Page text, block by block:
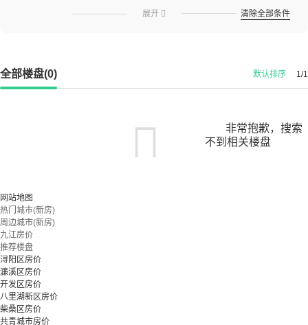
展开  清除全部条件
全部楼盘(0) 1/1
默认排序
非常抱歉，搜索
不到相关楼盘
网站地图
热门城市(新房)
周边城市(新房)
九江房价
推荐楼盘
浔阳区房价
濂溪区房价
开发区房价
八里湖新区房价
柴桑区房价
共青城市房价